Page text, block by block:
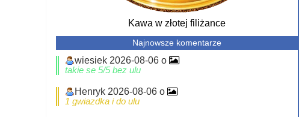
Kawa w złotej filiżance
Najnowsze komentarze
wiesiek 2026-08-06 o
takie se 5/5 bez ulu
Henryk 2026-08-06 o
1 gwiazdka i do ulu